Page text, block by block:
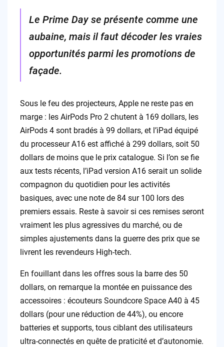
Le Prime Day se présente comme une
aubaine, mais il faut décoder les vraies
opportunités parmi les promotions de
façade.
Sous le feu des projecteurs, Apple ne reste pas en
marge : les AirPods Pro 2 chutent à 169 dollars, les
AirPods 4 sont bradés à 99 dollars, et l’iPad équipé
du processeur A16 est affiché à 299 dollars, soit 50
dollars de moins que le prix catalogue. Si l’on se fie
aux tests récents, l’iPad version A16 serait un solide
compagnon du quotidien pour les activités
basiques, avec une note de 84 sur 100 lors des
premiers essais. Reste à savoir si ces remises seront
vraiment les plus agressives du marché, ou de
simples ajustements dans la guerre des prix que se
livrent les revendeurs High-tech.
En fouillant dans les offres sous la barre des 50
dollars, on remarque la montée en puissance des
accessoires : écouteurs Soundcore Space A40 à 45
dollars (pour une réduction de 44%), ou encore
batteries et supports, tous ciblant des utilisateurs
ultra-connectés en quête de praticité et d’autonomie.